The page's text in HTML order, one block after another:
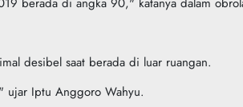
desibel saat berada di luar ruangan.
ujar Iptu Anggoro Wahyu.